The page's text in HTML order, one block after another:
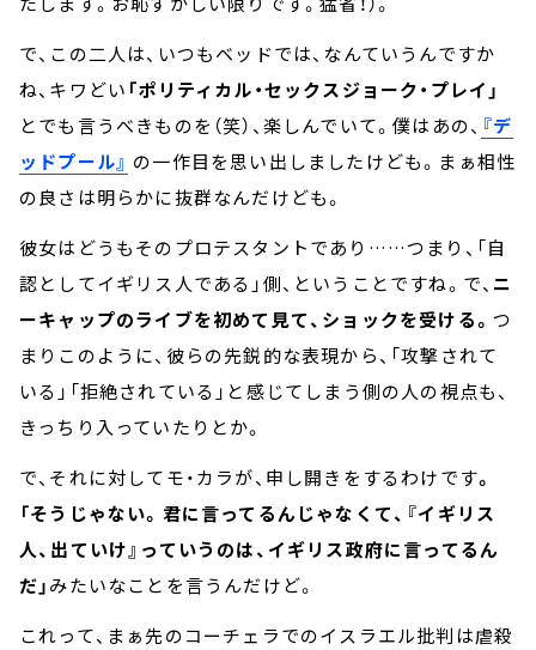
で、この二人は、いつもベッドでは、なんていうんですか
ね、キワどい 「ポリティカル・セックスジョーク・プレイ」
とでも言うべきものを（笑）、楽しんでいて。僕はあの、 『デ
ッドプール』 の一作目を思い出しましたけども。まぁ相性
の良さは明らかに抜群なんだけども。
彼女はどうもそのプロテスタントであり……つまり、「自
認としてイギリス人である」側、ということですね。で、 ニ
ーキャップのライブを初めて見て、ショックを受ける。 つ
まりこのように、彼らの先鋭的な表現から、「攻撃されて
いる」「拒絶されている」と感じてしまう側の人の視点も、
きっちり入っていたりとか。
で、それに対してモ・カラが、申し開きをするわけです。
「そうじゃない。君に言ってるんじゃなくて、『イギリス
人、出ていけ』っていうのは、イギリス政府に言ってるん
だ」みたいなことを言うんだけど。
これって、まぁ先のコーチェラでのイスラエル批判は虐殺